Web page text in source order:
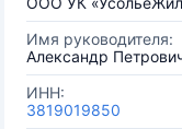
Имя руководителя:
Александр
ИНН:
3819019850